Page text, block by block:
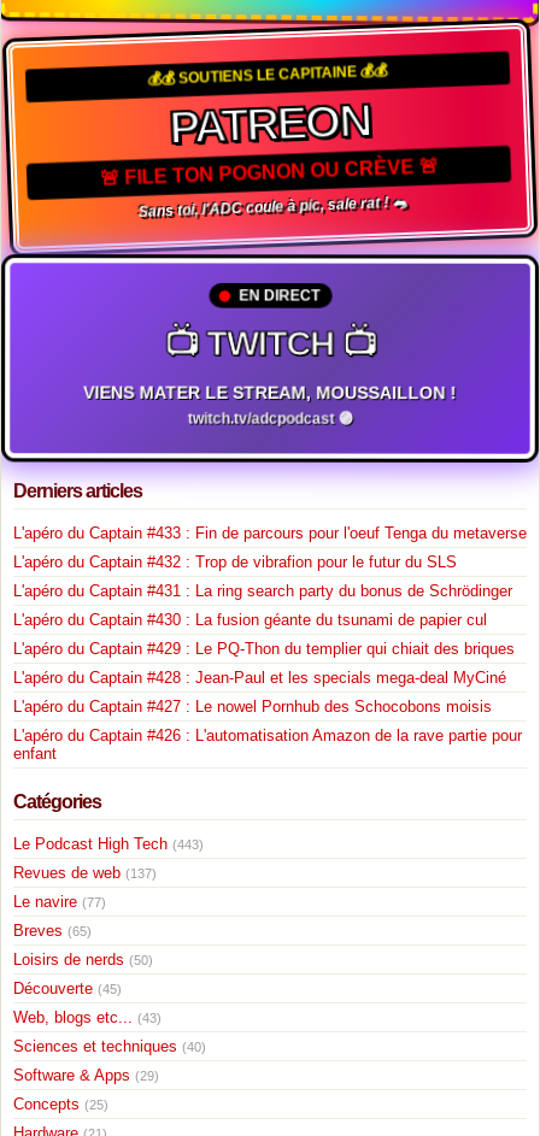
💰💰 SOUTIENS LE CAPITAINE 💰💰
PATREON
🚨 FILE TON POGNON OU CRÈVE 🚨
Sans toi, l'ADC coule à pic, sale rat ! 🐀
EN DIRECT
📺 TWITCH 📺
VIENS MATER LE STREAM, MOUSSAILLON !
twitch.tv/adcpodcast 🟣
Derniers articles
L'apéro du Captain #433 : Fin de parcours pour l'oeuf Tenga du metaverse
L'apéro du Captain #432 : Trop de vibrafion pour le futur du SLS
L'apéro du Captain #431 : La ring search party du bonus de Schrödinger
L'apéro du Captain #430 : La fusion géante du tsunami de papier cul
L'apéro du Captain #429 : Le PQ-Thon du templier qui chiait des briques
L'apéro du Captain #428 : Jean-Paul et les specials mega-deal MyCiné
L'apéro du Captain #427 : Le nowel Pornhub des Schocobons moisis
L'apéro du Captain #426 : L'automatisation Amazon de la rave partie pour
enfant
Catégories
Le Podcast High Tech (443)
Revues de web (137)
Le navire (77)
Breves (65)
Loisirs de nerds (50)
Découverte (45)
Web, blogs etc... (43)
Sciences et techniques (40)
Software & Apps (29)
Concepts (25)